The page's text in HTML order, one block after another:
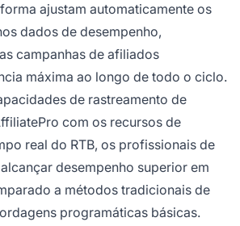
ajustam automaticamente os
dados de desempenho,
campanhas de afiliados
máxima ao longo de todo o ciclo.
de rastreamento de
com os recursos de
real do RTB, os profissionais de
desempenho superior em
a métodos tradicionais de
programáticas básicas.